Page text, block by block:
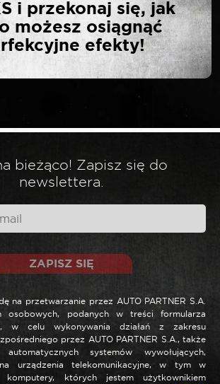
nie zostanie opublikowany.
są oznaczone
*
i przekonaj się, jak
możesz osiągnąć
efekty!
bieżąco! Zapisz się do
newslettera.
ZAPISZ SIĘ
na przetwarzanie przez AUTO PARTNER S.A.
osobowych, podanych w treści formularza
w celu wykonywania działań z zakresu
przez AUTO PARTNER S.A., także
systemów wywołujących,
urządzenia telekomunikacyjne, w tym w
komputery, których jestem użytkownikiem